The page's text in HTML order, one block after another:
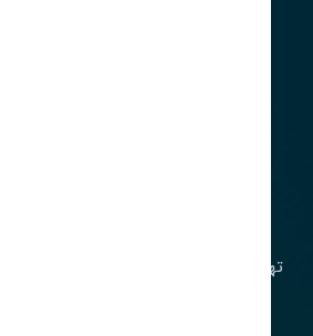
تهران، چراغ برق، خیابان ملت، روبروی